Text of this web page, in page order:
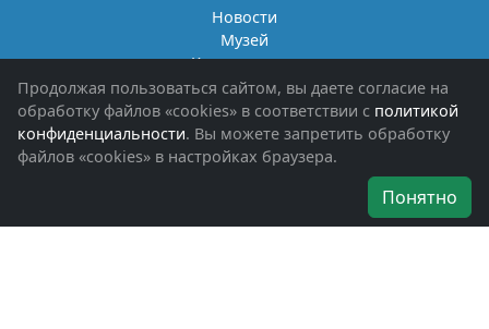
Новости
Музей
Книги памяти
Фотоальбомы
Обращения граждан
Помощь участникам СВО и их семьям
Об организации
Наши награды
Продолжая пользоваться сайтом, вы даете согласие на
обработку файлов «cookies» в соответствии с политикой
конфиденциальности. Вы можете запретить обработку
файлов «cookies» в настройках браузера.
Понятно